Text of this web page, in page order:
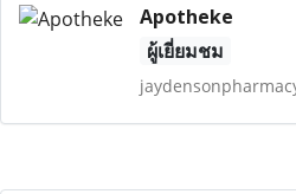
Apotheke
ผู้เยี่ยมชม